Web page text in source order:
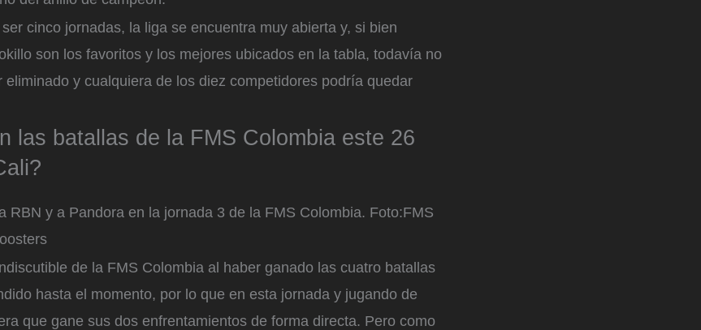
cinco jornadas, la liga se encuentra muy abierta y, si bien
son los favoritos y los mejores ubicados en la tabla, todavía no
eliminado y cualquiera de los diez competidores podría quedar
las batallas de la FMS Colombia este 26
RBN y a Pandora en la jornada 3 de la FMS Colombia. Foto:FMS
de la FMS Colombia al haber ganado las cuatro batallas
hasta el momento, por lo que en esta jornada y jugando de
que gane sus dos enfrentamientos de forma directa. Pero como